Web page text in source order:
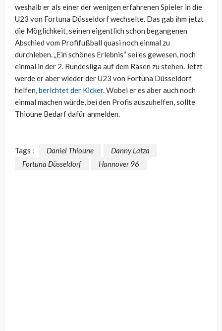
weshalb er als einer der wenigen erfahrenen Spieler in die
U23 von Fortuna Düsseldorf wechselte. Das gab ihm jetzt
die Möglichkeit, seinen eigentlich schon begangenen
Abschied vom Profifußball quasi noch einmal zu
durchleben. „Ein schönes Erlebnis“ sei es gewesen, noch
einmal in der 2. Bundesliga auf dem Rasen zu stehen. Jetzt
werde er aber wieder der U23 von Fortuna Düsseldorf
helfen,berichtet der Kicker. Wobei er es aber auch noch
einmal machen würde, bei den Profis auszuhelfen, sollte
Thioune Bedarf dafür anmelden.
Tags : Daniel Thioune
Danny Latza
Fortuna Düsseldorf
Hannover 96